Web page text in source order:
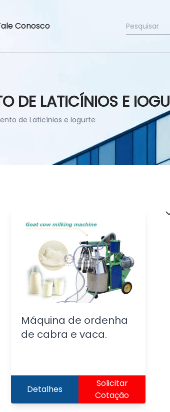
Conosco
DE LATICÍNIOS E
de Laticínios e Iogurte
Máquina de ordenha
de cabra e vaca.
Detalhes
Solicitar
Cotação